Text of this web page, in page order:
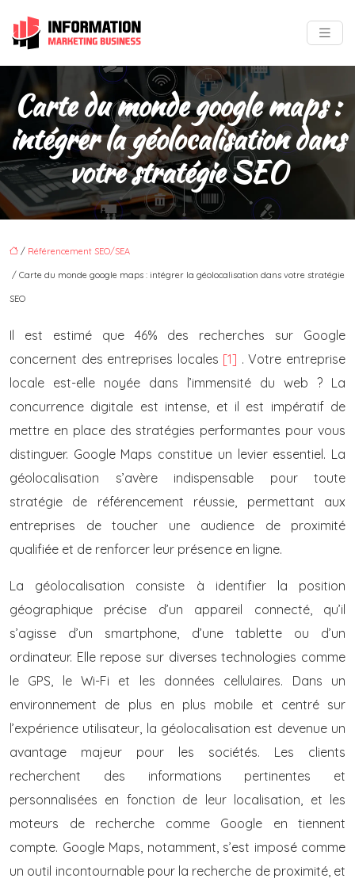
Carte du monde google maps :
intégrer la géolocalisation dans
votre stratégie SEO
/ Référencement SEO/SEA
/ Carte du monde google maps : intégrer la géolocalisation dans votre stratégie
SEO
Il est estimé que 46% des recherches sur Google
concernent des entreprises locales [1] . Votre entreprise
locale est-elle noyée dans l’immensité du web ? La
concurrence digitale est intense, et il est impératif de
mettre en place des stratégies performantes pour vous
distinguer. Google Maps constitue un levier essentiel. La
géolocalisation s’avère indispensable pour toute
stratégie de référencement réussie, permettant aux
entreprises de toucher une audience de proximité
qualifiée et de renforcer leur présence en ligne.
La géolocalisation consiste à identifier la position
géographique précise d’un appareil connecté, qu’il
s’agisse d’un smartphone, d’une tablette ou d’un
ordinateur. Elle repose sur diverses technologies comme
le GPS, le Wi-Fi et les données cellulaires. Dans un
environnement de plus en plus mobile et centré sur
l’expérience utilisateur, la géolocalisation est devenue un
avantage majeur pour les sociétés. Les clients
recherchent des informations pertinentes et
personnalisées en fonction de leur localisation, et les
moteurs de recherche comme Google en tiennent
compte. Google Maps, notamment, s’est imposé comme
un outil incontournable pour la recherche de proximité, et